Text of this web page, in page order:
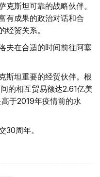
斯坦可靠的战略伙伴。
有成果的政治对话和合
经贸关系。
夫在合适的时间前往阿塞
斯坦重要的经贸伙​​伴。根
的相互贸易额达2.61亿美
于2019年疫情前的水
30周年。